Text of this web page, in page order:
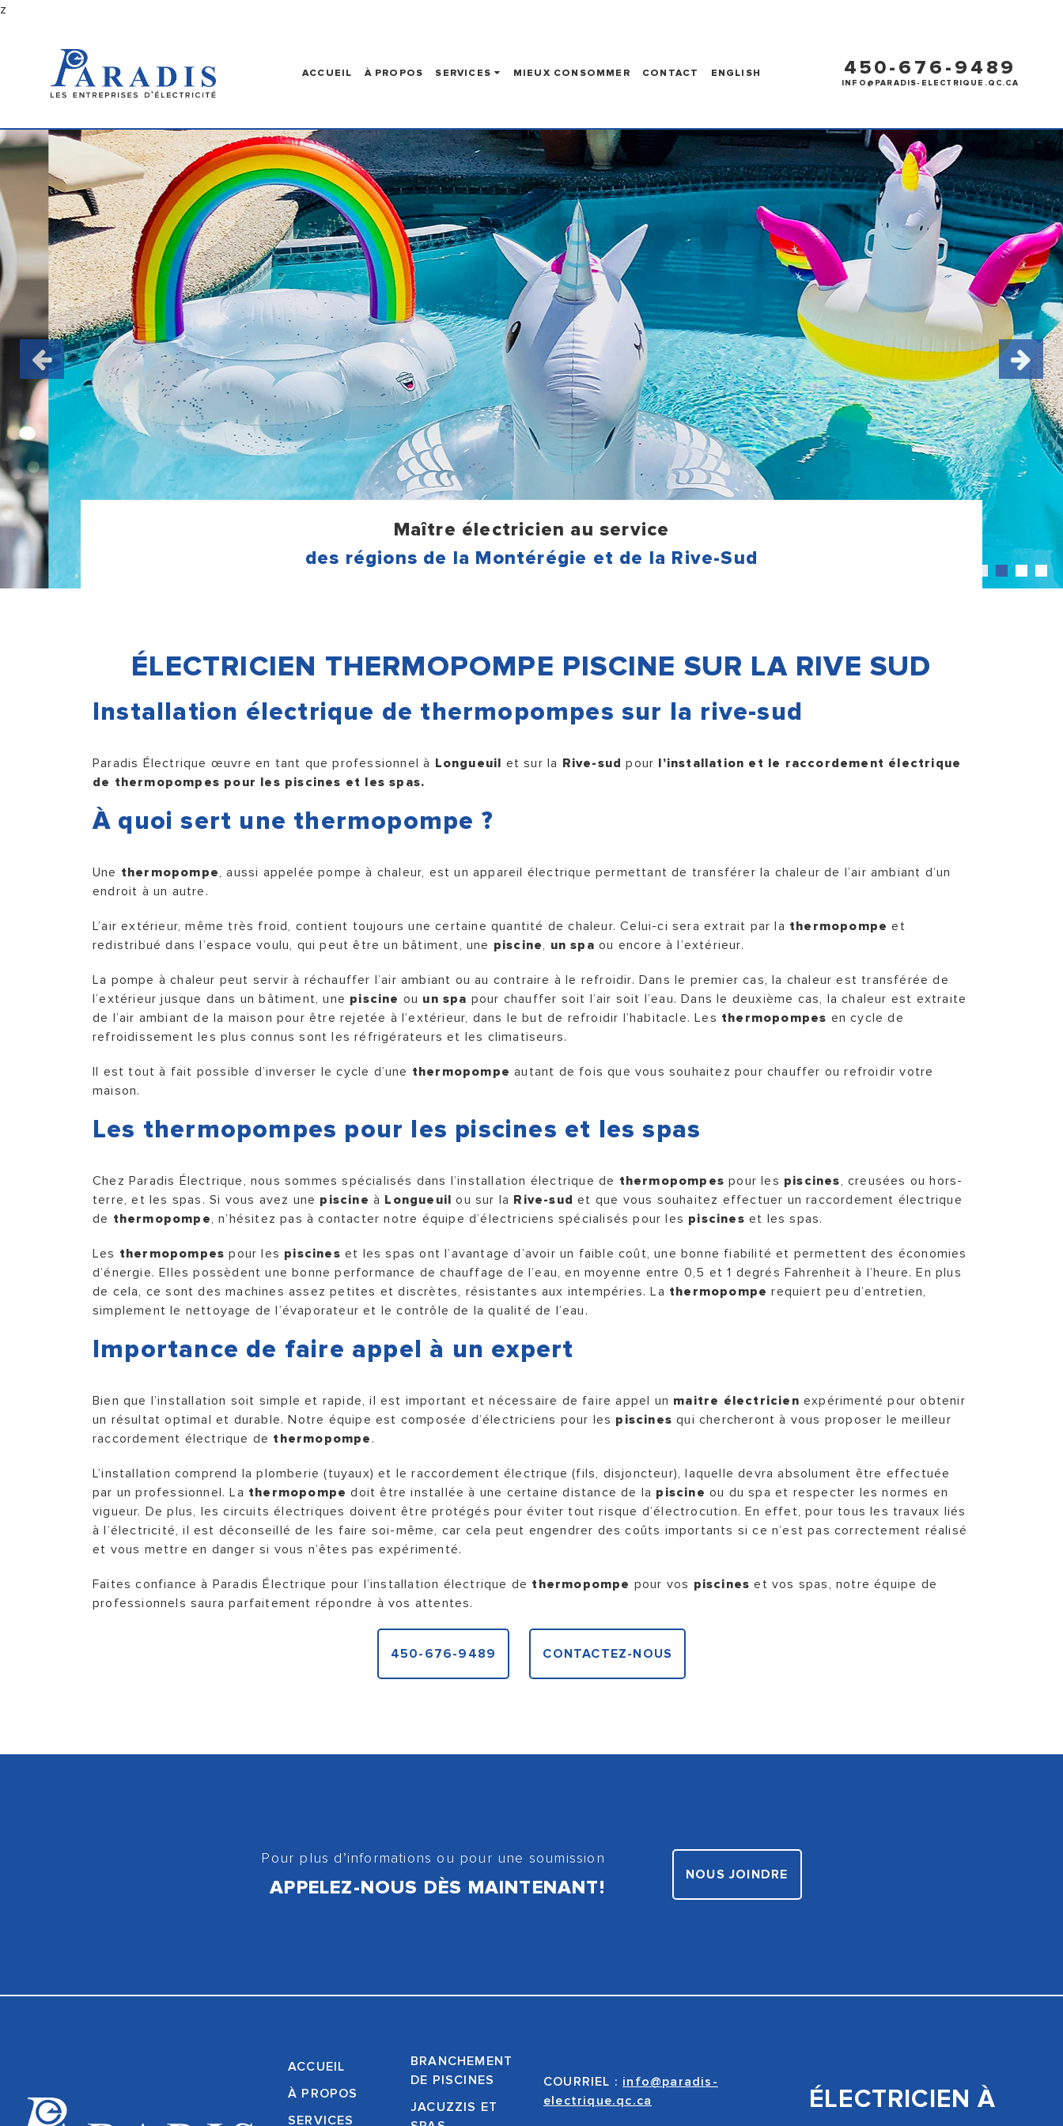
z
ACCUEIL À PROPOS SERVICES MIEUX CONSOMMER CONTACT ENGLISH 450-676-9489
INFO@PARADIS-ELECTRIQUE.QC.CA
Maître électricien au service
des régions de la Montérégie et de la Rive-Sud
ÉLECTRICIEN THERMOPOMPE PISCINE SUR LA RIVE SUD
Installation électrique de thermopompes sur la rive-sud
Paradis Électrique œuvre en tant que professionnel à Longueuil et sur la Rive-sud pour l’installation et le raccordement électrique
de thermopompes pour les piscines et les spas.
À quoi sert une thermopompe ?
Une thermopompe, aussi appelée pompe à chaleur, est un appareil électrique permettant de transférer la chaleur de l’air ambiant d’un
endroit à un autre.
L’air extérieur, même très froid, contient toujours une certaine quantité de chaleur. Celui-ci sera extrait par la thermopompe et
redistribué dans l’espace voulu, qui peut être un bâtiment, une piscine, un spa ou encore à l’extérieur.
La pompe à chaleur peut servir à réchauffer l’air ambiant ou au contraire à le refroidir. Dans le premier cas, la chaleur est transférée de
l’extérieur jusque dans un bâtiment, une piscine ou un spa pour chauffer soit l’air soit l’eau. Dans le deuxième cas, la chaleur est extraite
de l’air ambiant de la maison pour être rejetée à l’extérieur, dans le but de refroidir l’habitacle. Les thermopompes en cycle de
refroidissement les plus connus sont les réfrigérateurs et les climatiseurs.
Il est tout à fait possible d’inverser le cycle d’une thermopompe autant de fois que vous souhaitez pour chauffer ou refroidir votre
maison.
Les thermopompes pour les piscines et les spas
Chez Paradis Électrique, nous sommes spécialisés dans l’installation électrique de thermopompes pour les piscines, creusées ou hors-
terre, et les spas. Si vous avez une piscine à Longueuil ou sur la Rive-sud et que vous souhaitez effectuer un raccordement électrique
de thermopompe, n’hésitez pas à contacter notre équipe d’électriciens spécialisés pour les piscines et les spas.
Les thermopompes pour les piscines et les spas ont l’avantage d’avoir un faible coût, une bonne fiabilité et permettent des économies
d’énergie. Elles possèdent une bonne performance de chauffage de l’eau, en moyenne entre 0,5 et 1 degrés Fahrenheit à l’heure. En plus
de cela, ce sont des machines assez petites et discrètes, résistantes aux intempéries. La thermopompe requiert peu d’entretien,
simplement le nettoyage de l’évaporateur et le contrôle de la qualité de l’eau.
Importance de faire appel à un expert
Bien que l’installation soit simple et rapide, il est important et nécessaire de faire appel un maitre électricien expérimenté pour obtenir
un résultat optimal et durable. Notre équipe est composée d’électriciens pour les piscines qui chercheront à vous proposer le meilleur
raccordement électrique de thermopompe .
L’installation comprend la plomberie (tuyaux) et le raccordement électrique (fils, disjoncteur), laquelle devra absolument être effectuée
par un professionnel. La thermopompe doit être installée à une certaine distance de la piscine ou du spa et respecter les normes en
vigueur. De plus, les circuits électriques doivent être protégés pour éviter tout risque d’électrocution. En effet, pour tous les travaux liés
à l’électricité, il est déconseillé de les faire soi-même, car cela peut engendrer des coûts importants si ce n’est pas correctement réalisé
et vous mettre en danger si vous n’êtes pas expérimenté.
Faites confiance à Paradis Électrique pour l’installation électrique de thermopompe pour vos piscines et vos spas, notre équipe de
professionnels saura parfaitement répondre à vos attentes.
450-676-9489 CONTACTEZ-NOUS
Pour plus d’informations ou pour une soumission
APPELEZ-NOUS DÈS MAINTENANT!
NOUS JOINDRE
ACCUEIL
À PROPOS
SERVICES
BRANCHEMENT
DE PISCINES
JACUZZIS ET
COURRIEL : info@paradis-
electrique.qc.ca
ÉLECTRICIEN À